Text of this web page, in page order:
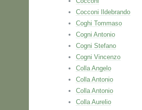
Cocconi Ildebrando
Coghi Tommaso
Cogni Antonio
Cogni Stefano
Cogni Vincenzo
Colla Angelo
Colla Antonio
Colla Antonio
Colla Aurelio